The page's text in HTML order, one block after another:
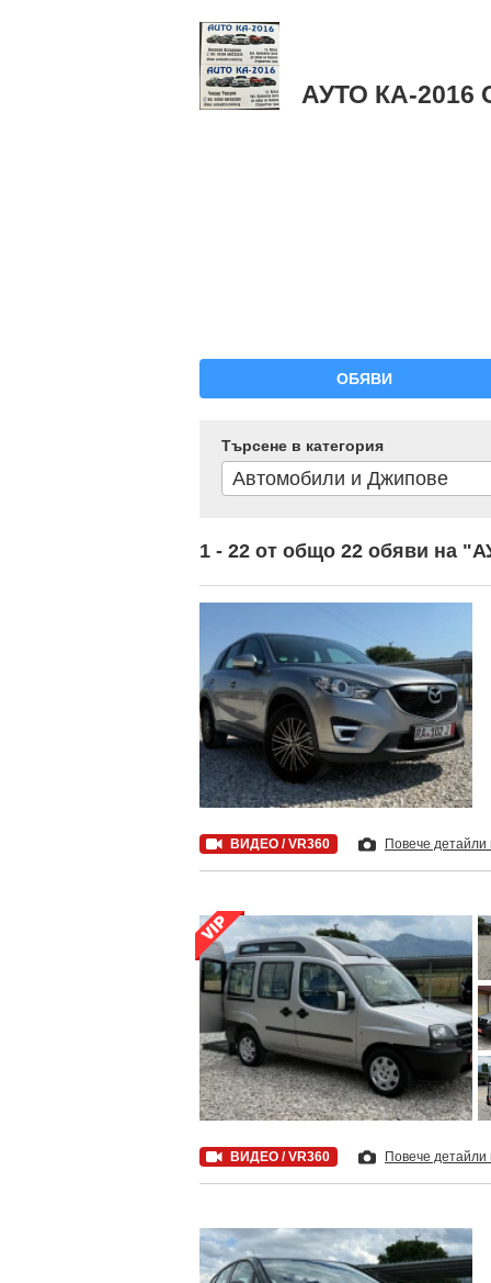
АУТО КА-2016
ОБЯВИ
Търсене в категория
1 - 22 от общо 22 обяви на
ВИДЕО / VR360 Повече детайли
ВИДЕО / VR360 Повече детайли